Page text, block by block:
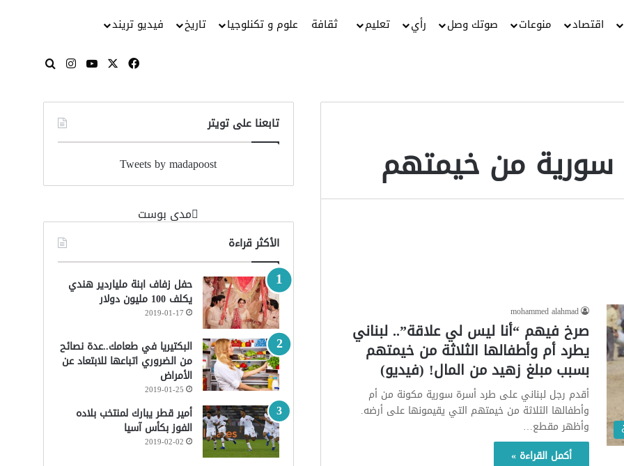
اقتصاد منوعات صوتك وصل رأي تعليم ثقافة علوم و تكنلوجيا تاريخ فيديو تريند
فيسبوك
‫X
‫YouTube
انستقرامبحث عن
سورية من خيمتهم
mohammed alahmad
صرخ فيهم “أنا ليس لي علاقة”.. لبناني
يطرد أم وأطفالها الثلاثة من خيمتهم
بسبب مبلغ زهيد من المال! (فيديو)
أقدم رجل لبناني على طرد أسرة سورية مكونة من أم
وأطفالها الثلاثة من خيمتهم التي يقيمونها على أرضه.
وأظهر مقطع…
أكمل القراءة »
تابعنا على تويتر
Tweets by madapoost
‏مدى بوست‏
الأكثر قراءة
حفل زفاف ابنة ملياردير هندي
يكلف 100 مليون دولار
2019-01-17
البكتيريا في طعامك..عدة نصائح
من الضروري اتباعها للابتعاد عن
الأمراض
2019-01-25
أمير قطر يبارك لمنتخب بلاده
الفوز بكأس آسيا
2019-02-02